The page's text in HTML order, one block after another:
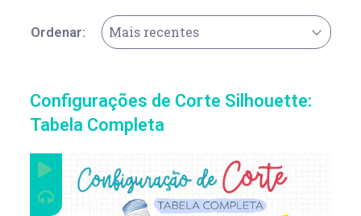
Ordenar: Mais recentes
Configurações de Corte Silhouette:
Tabela Completa